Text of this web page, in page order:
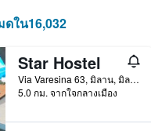
ใน16,032
Star Hostel
Via Varesina 63, มิลาน, มิลาน, อิตาลี
5.0 กม. จากใจกลางเมือง